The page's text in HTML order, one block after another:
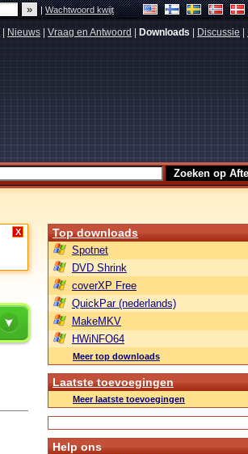
|Wachtwoord kwijt
Nieuws Vraag en Antwoord Downloads Discussie
X Top downloads
Spotnet
DVD Shrink
coverXP Free
QuickPar (nederlands)
MakeMKV
HWiNFO64
Meer top downloads
Laatste toevoegingen
Meer laatste toevoegingen
Help ons